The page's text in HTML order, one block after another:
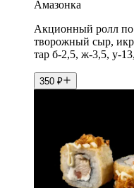
Амазонка
Акционный ролл по
творожный сыр,
тар б-2,5, ж-3,5, у-
350 ₽